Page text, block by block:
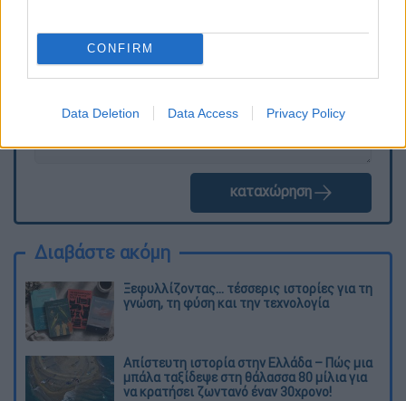
CONFIRM
Data Deletion Data Access Privacy Policy
καταχώρηση
Διαβάστε ακόμη
Ξεφυλλίζοντας... τέσσερις ιστορίες για τη
γνώση, τη φύση και την τεχνολογία
Απίστευτη ιστορία στην Ελλάδα – Πώς μια
μπάλα ταξίδεψε στη θάλασσα 80 μίλια για
να κρατήσει ζωντανό έναν 30χρονο!